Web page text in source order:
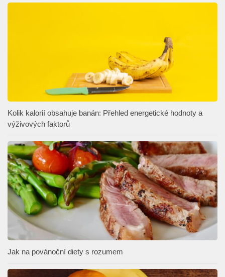
Kolik kalorií obsahuje banán: Přehled energetické hodnoty a
výživových faktorů
Jak na povánoční diety s rozumem